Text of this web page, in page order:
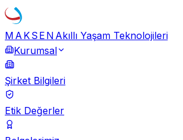
MAKSEN Akıllı Yaşam Teknolojileri
Kurumsal
Şirket Bilgileri
Etik Değerler